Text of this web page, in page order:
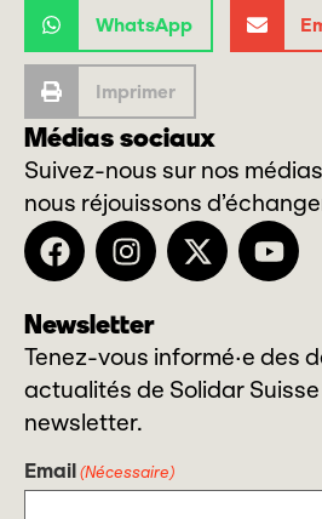
WhatsApp
Imprimer
Médias sociaux
Suivez-nous sur nos
nous réjouissons
Newsletter
Tenez-vous informé·e des
actualités de Solidar
newsletter.
Email(Nécessaire)